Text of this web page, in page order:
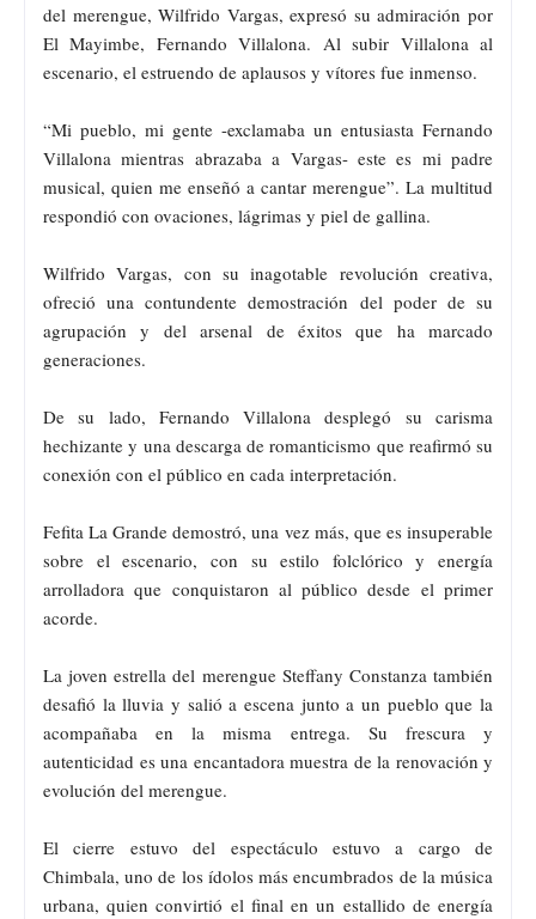
del merengue, Wilfrido Vargas, expresó su admiración por
El Mayimbe, Fernando Villalona. Al subir Villalona al
escenario, el estruendo de aplausos y vítores fue inmenso.
“Mi pueblo, mi gente -exclamaba un entusiasta Fernando
Villalona mientras abrazaba a Vargas- este es mi padre
musical, quien me enseñó a cantar merengue”. La multitud
respondió con ovaciones, lágrimas y piel de gallina.
Wilfrido Vargas, con su inagotable revolución creativa,
ofreció una contundente demostración del poder de su
agrupación y del arsenal de éxitos que ha marcado
generaciones.
De su lado, Fernando Villalona desplegó su carisma
hechizante y una descarga de romanticismo que reafirmó su
conexión con el público en cada interpretación.
Fefita La Grande demostró, una vez más, que es insuperable
sobre el escenario, con su estilo folclórico y energía
arrolladora que conquistaron al público desde el primer
acorde.
La joven estrella del merengue Steffany Constanza también
desafió la lluvia y salió a escena junto a un pueblo que la
acompañaba en la misma entrega. Su frescura y
autenticidad es una encantadora muestra de la renovación y
evolución del merengue.
El cierre estuvo del espectáculo estuvo a cargo de
Chimbala, uno de los ídolos más encumbrados de la música
urbana, quien convirtió el final en un estallido de energía